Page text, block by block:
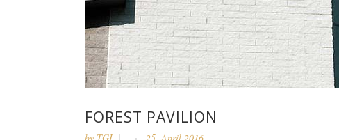
FOREST PAVILION